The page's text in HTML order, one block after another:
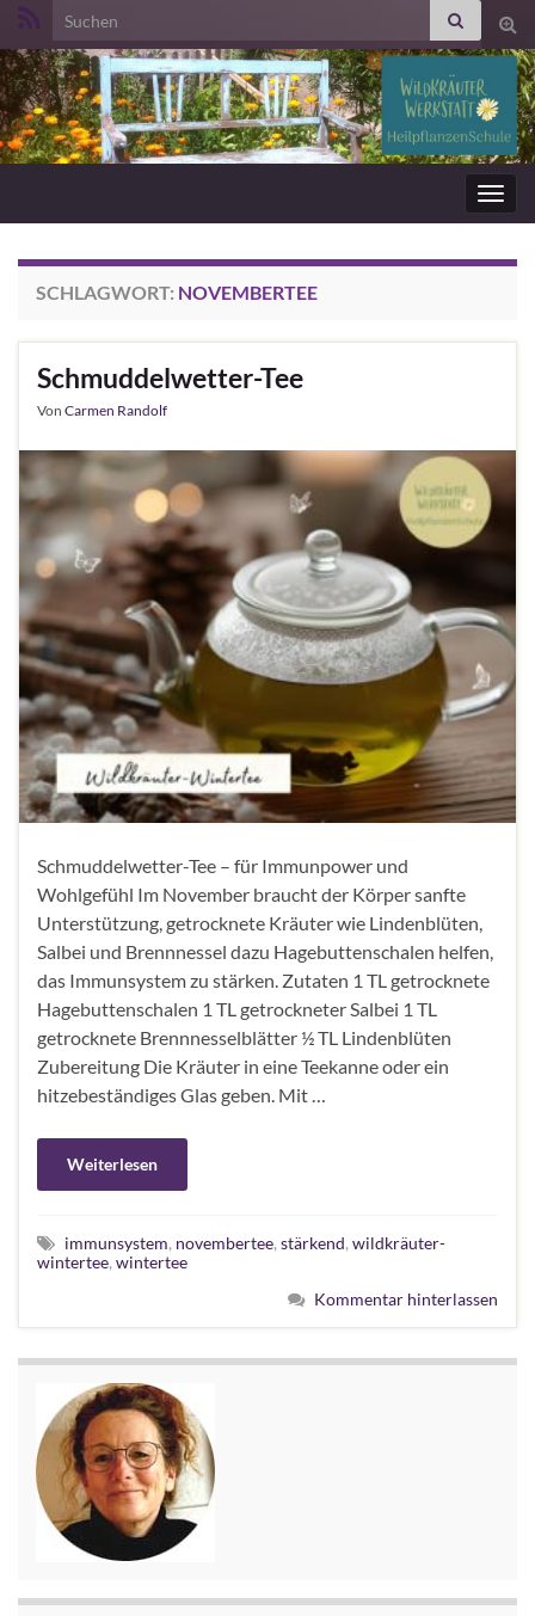
Search for:
SCHLAGWORT: NOVEMBERTEE
Schmuddelwetter-Tee
Von Carmen Randolf
Schmuddelwetter-Tee – für Immunpower und
Wohlgefühl Im November braucht der Körper sanfte
Unterstützung, getrocknete Kräuter wie Lindenblüten,
Salbei und Brennnessel dazu Hagebuttenschalen helfen,
das Immunsystem zu stärken. Zutaten 1 TL getrocknete
Hagebuttenschalen 1 TL getrockneter Salbei 1 TL
getrocknete Brennnesselblätter ½ TL Lindenblüten
Zubereitung Die Kräuter in eine Teekanne oder ein
hitzebeständiges Glas geben. Mit …
Weiterlesen
immunsystem, novembertee, stärkend, wildkräuter-
wintertee, wintertee
Kommentar hinterlassen